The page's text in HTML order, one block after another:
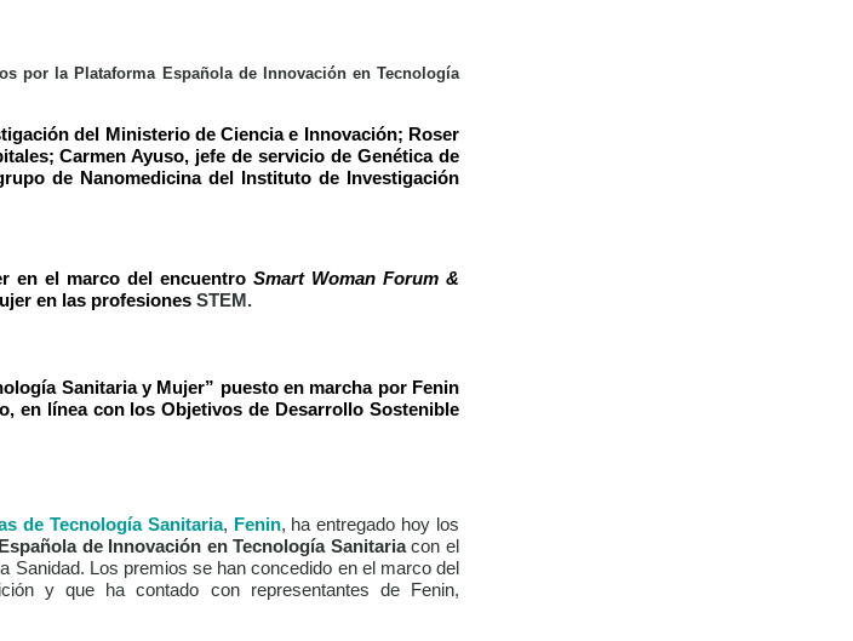
por la Plataforma Española de Innovación en Tecnología
del Ministerio de Ciencia e Innovación; Roser
Carmen Ayuso, jefe de servicio de Genética de
de Nanomedicina del Instituto de Investigación
en el marco del encuentro Smart Woman Forum &
en las profesiones STEM.
Sanitaria y Mujer” puesto en marcha por Fenin
en línea con los Objetivos de Desarrollo Sostenible
de Tecnología Sanitaria, Fenin, ha entregado hoy los
de Innovación en Tecnología Sanitariacon el
Sanidad. Los premios se han concedido en el marco del
y que ha contado con representantes de Fenin,